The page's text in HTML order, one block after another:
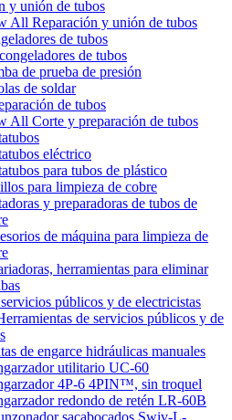
y unión de tubos
All Reparación y unión de tubos
de tubos
de tubos
de prueba de presión
de soldar
de tubos
All Corte y preparación de tubos
eléctrico
para tubos de plástico
para limpieza de cobre
y preparadoras de tubos de
de máquina para limpieza de
herramientas para eliminar
públicos y de electricistas
de servicios públicos y de
de engarce hidráulicas manuales
utilitario UC-60
4P-6 4PIN™, sin troquel
redondo de retén LR-60B
sacabocados Swiv-L-